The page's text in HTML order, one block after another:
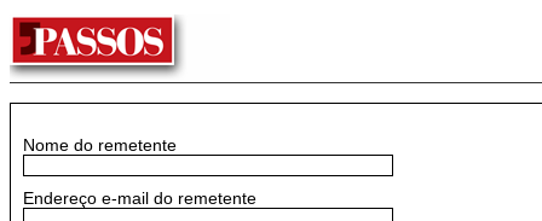
Nome do remetente
Endereço e-mail do remetente